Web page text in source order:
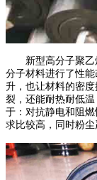
新型高分子聚乙
分子材料进行了性
升，也让材料的密
裂，还能耐热耐低
于：对抗静电和阻
求比较高，同时粉尘